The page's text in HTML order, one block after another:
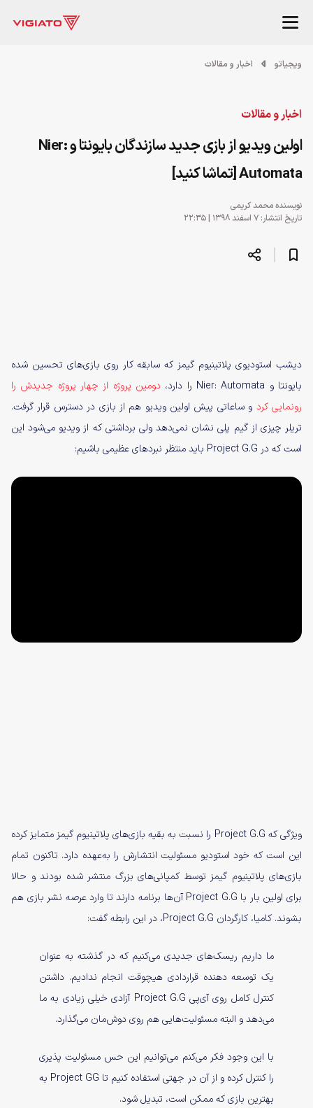
ویجیاتو اخبار و مقالات
اخبار و مقالات
اولین ویدیو از بازی جدید سازندگان بایونتا و Nier:
Automata [تماشا کنید]
نویسندهمحمد کریمی
تاریخ انتشار: ۷ اسفند ۱۳۹۸ | ۲۲:۳۵
دیشب استودیوی پلاتینیوم گیمز که سابقه کار روی بازی‌های تحسین شده
بایونتا و Nier: Automata را دارد،
دومین پروژه از چهار پروژه جدیدش را
رونمایی کرد و ساعاتی پیش اولین ویدیو هم از بازی در دسترس قرار گرفت.
تریلر چیزی از گیم پلی نشان نمی‌دهد ولی برداشتی که از ویدیو می‌شود این
است که در Project G.G باید منتظر نبردهای عظیمی باشیم:
ویژگی که Project G.G را نسبت به بقیه بازی‌های پلاتینیوم گیمز متمایز کرده
این است که خود استودیو مسئولیت انتشارش را به‌عهده دارد. تاکنون تمام
بازی‌های پلاتینیوم گیمز توسط کمپانی‌های بزرگ منتشر شده بودند و حالا
برای اولین بار با Project G.G آن‌ها برنامه دارند تا وارد عرصه نشر بازی هم
بشوند. کامیا، کارگردان Project G.G، در این رابطه گفت:
ما داریم ریسک‌های جدیدی می‌کنیم که در گذشته به عنوان
یک توسعه دهنده قراردادی هیچوقت انجام ندادیم. داشتن
کنترل کامل روی آی‌پی Project G.G آزادی خیلی زیادی به ما
می‌دهد و البته مسئولیت‌هایی هم روی دوش‌مان می‌گذارد.
با این وجود فکر می‌کنم می‌توانیم این حس مسئولیت پذیری
را کنترل کرده و از آن در جهتی استفاده کنیم تا Project GG به
بهترین بازی که ممکن است، تبدیل شود.